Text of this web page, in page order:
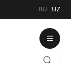
RU UZ